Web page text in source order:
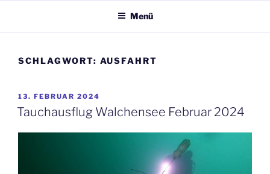
Menü
SCHLAGWORT: AUSFAHRT
VERÖFFENTLICHT
AM
13. FEBRUAR 2024
Tauchausflug Walchensee Februar 2024